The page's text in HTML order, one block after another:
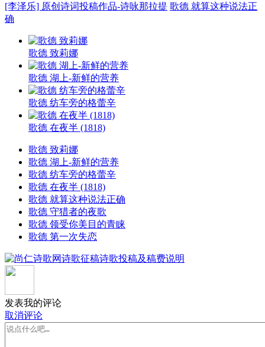
[李泽乐] 原创诗词投稿作品-诗咏那拉提 歌德 就算这种说法正
确
歌德 致莉娜
歌德 湖上-新鲜的营养
歌德 纺车旁的格蕾辛
歌德 在夜半 (1818)
歌德 致莉娜
歌德 湖上-新鲜的营养
歌德 纺车旁的格蕾辛
歌德 在夜半 (1818)
歌德 就算这种说法正确
歌德 守猎者的夜歌
歌德 领受你美目的青睐
歌德 第一次失恋
发表我的评论
取消评论